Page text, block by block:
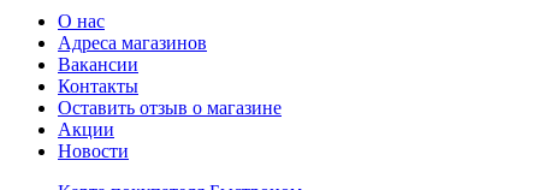
О нас
Адреса магазинов
Вакансии
Контакты
Оставить отзыв о магазине
Акции
Новости